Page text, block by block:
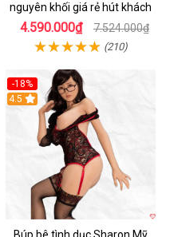
nguyên khối giá rẻ hút khách
4.590.000₫ 7.524.000₫
(210)
-18%
Hot
4.5